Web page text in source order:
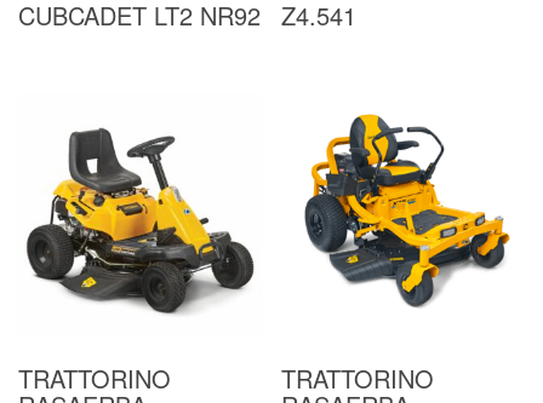
CUBCADET LT2 NR92 Z4.541
TRATTORINO TRATTORINO